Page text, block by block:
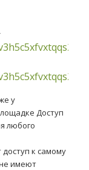
у
Доступ
любого
к самому
имеют